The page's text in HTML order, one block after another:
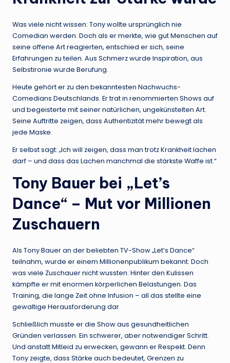
Was viele nicht wissen: Tony wollte ursprünglich nie
Comedian werden. Doch als er merkte, wie gut Menschen auf
seine offene Art reagierten, entschied er sich, seine
Erfahrungen zu teilen. Aus Schmerz wurde Inspiration, aus
Selbstironie wurde Berufung.
Heute gehört er zu den bekanntesten Nachwuchs-
Comedians Deutschlands. Er trat in renommierten Shows auf
und begeisterte mit seiner natürlichen, ungekünstelten Art.
Seine Auftritte zeigen, dass Authentizität mehr bewegt als
jede Maske.
Er selbst sagt: „Ich will zeigen, dass man trotz Krankheit lachen
darf – und dass das Lachen manchmal die stärkste Waffe ist.“
Tony Bauer bei „Let’s
Dance“ – Mut vor Millionen
Zuschauern
Als Tony Bauer an der beliebten TV-Show „Let’s Dance“
teilnahm, wurde er einem Millionenpublikum bekannt. Doch
was viele Zuschauer nicht wussten: Hinter den Kulissen
kämpfte er mit enormen körperlichen Belastungen. Das
Training, die lange Zeit ohne Infusion – all das stellte eine
gewaltige Herausforderung dar.
Schließlich musste er die Show aus gesundheitlichen
Gründen verlassen. Ein schwerer, aber notwendiger Schritt.
Und anstatt Mitleid zu erwecken, gewann er Respekt. Denn
Tony zeigte, dass Stärke auch bedeutet, Grenzen zu